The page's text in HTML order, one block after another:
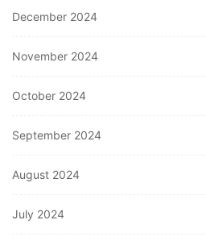
December 2024
November 2024
October 2024
September 2024
August 2024
July 2024